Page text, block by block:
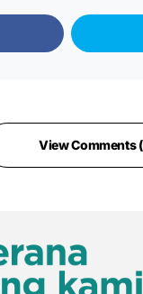
View Comments